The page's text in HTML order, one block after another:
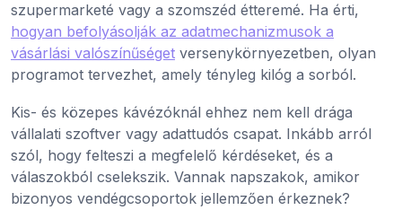
szupermarketé vagy a szomszéd étteremé. Ha érti,
hogyan befolyásolják az adatmechanizmusok a
vásárlási valószínűséget versenykörnyezetben, olyan
programot tervezhet, amely tényleg kilóg a sorból.
Kis- és közepes kávézóknál ehhez nem kell drága
vállalati szoftver vagy adattudós csapat. Inkább arról
szól, hogy felteszi a megfelelő kérdéseket, és a
válaszokból cselekszik. Vannak napszakok, amikor
bizonyos vendégcsoportok jellemzően érkeznek?